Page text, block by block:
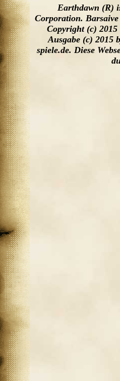
Earthdawn (R)
Corporation.
Copyright (c)
Ausgabe (c) 2015
spiele.de. Diese